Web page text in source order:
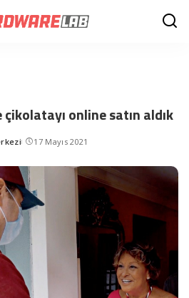
online satın aldık
17 Mayıs 2021